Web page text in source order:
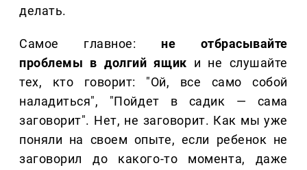
делать.
Самое главное: не отбрасывайте
проблемы в долгий ящик и не слушайте
тех, кто говорит: "Ой, все само собой
наладиться", "Пойдет в садик — сама
заговорит". Нет, не заговорит. Как мы уже
поняли на своем опыте, если ребенок не
заговорил до какого-то момента, даже